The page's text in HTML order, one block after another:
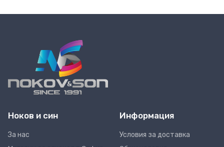
Ноков и син
За нас
Информация
Условия за доставка